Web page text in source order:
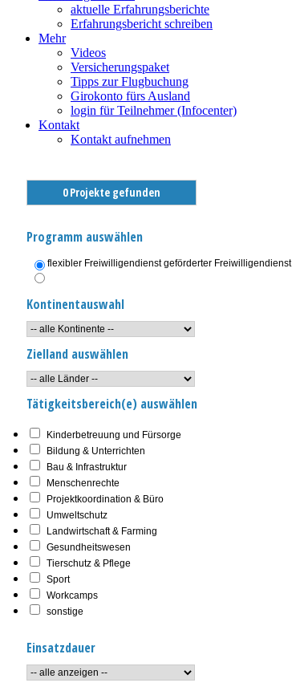
aktuelle Erfahrungsberichte
Erfahrungsbericht schreiben
Mehr
Videos
Versicherungspaket
Tipps zur Flugbuchung
Girokonto fürs Ausland
login für Teilnehmer (Infocenter)
Kontakt
Kontakt aufnehmen
0 Projekte gefunden
Programm auswählen
flexibler Freiwilligendienst geförderter Freiwilligendienst
Kontinentauswahl
Zielland auswählen
Tätigkeitsbereich(e) auswählen
Kinderbetreuung und Fürsorge
Bildung & Unterrichten
Bau & Infrastruktur
Menschenrechte
Projektkoordination & Büro
Umweltschutz
Landwirtschaft & Farming
Gesundheitswesen
Tierschutz & Pflege
Sport
Workcamps
sonstige
Einsatzdauer